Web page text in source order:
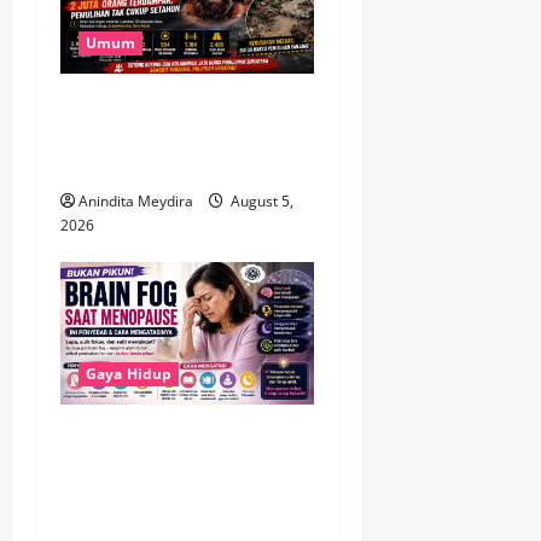
Umum
Anindita Meydira
August 5,
2026
Gaya Hidup